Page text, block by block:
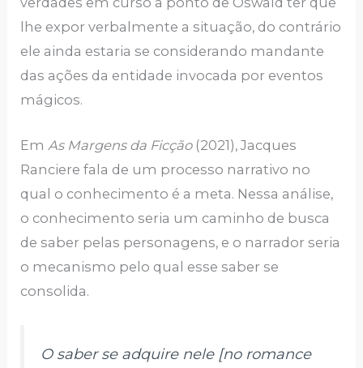
lhe expor verbalmente a situação, do contrário
ele ainda estaria se considerando mandante
das ações da entidade invocada por eventos
mágicos.
EmAs Margens da Ficção(2021), Jacques
Ranciere fala de um processo narrativo no
qual o conhecimento é a meta. Nessa análise,
o conhecimento seria um caminho de busca
de saber pelas personagens, e o narrador seria
o mecanismo pelo qual esse saber se
consolida.
O saber se adquire nele [no romance